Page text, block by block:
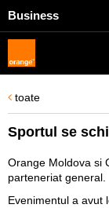
Business
toate
Sportul se
Orange Moldova si
parteneriat general.
Evenimentul a avut